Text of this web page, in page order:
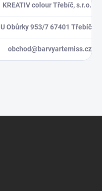
KREATIV colour Třebíč, s.r.o.
U Obůrky 953/7 67401 Třebíč
obchod@barvyartemiss.cz